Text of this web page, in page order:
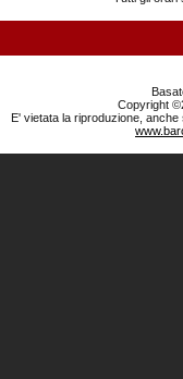
Copyright
E' vietata la riproduzione,